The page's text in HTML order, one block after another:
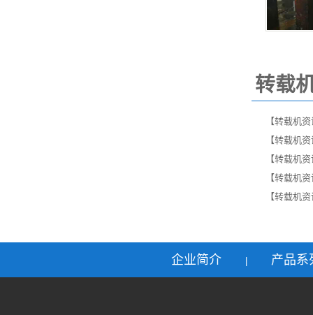
转载
【转载机
【转载机
【转载机
【转载机
【转载机
企业简介 产品系